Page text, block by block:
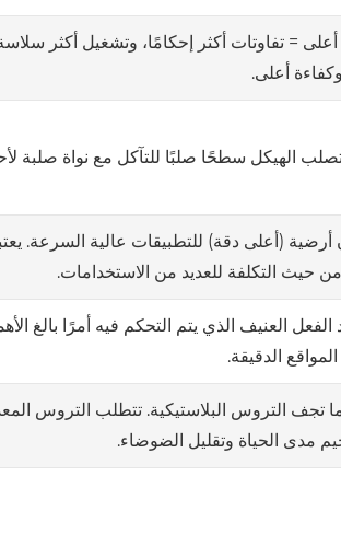
= تفاوتات أكثر إحكامًا، وتشغيل أكثر
أعلى.
الهيكل سطحًا صلبًا للتآكل مع نواة صلبة
من حيث التكلفة للعديد من الاستخدامات.
الفعل العنيف الذي يتم التحكم فيه أمرًا بالغ
الدقيقة.
ما تجف التروس البلاستيكية. تتطلب التروس
مدى الحياة وتقليل الضوضاء.